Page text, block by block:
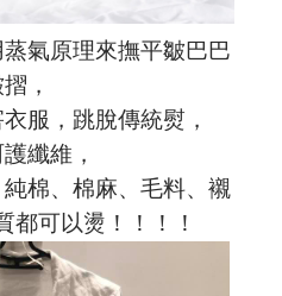
氣原理來撫平皺巴巴
，
服，跳脫傳統熨，
纖維，
棉、棉麻、毛料、襯
都可以燙！！！！